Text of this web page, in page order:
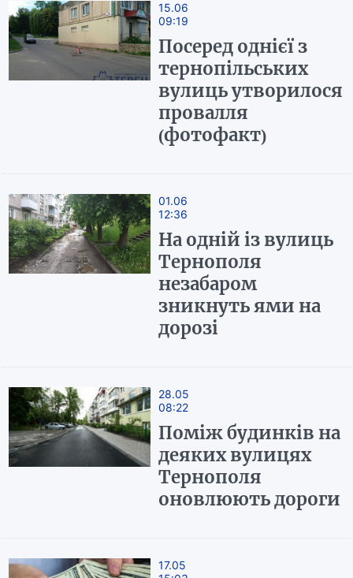
15.06
09:19
Посеред однієї з
тернопільських
вулиць утворилося
провалля
(фотофакт)
01.06
12:36
На одній із вулиць
Тернополя
незабаром
зникнуть ями на
дорозі
28.05
08:22
Поміж будинків на
деяких вулицях
Тернополя
оновлюють дороги
17.05